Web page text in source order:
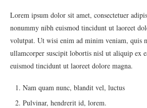
Lorem ipsum dolor sit amet, consectetuer
nonummy nibh euismod tincidunt ut laoreet
volutpat. Ut wisi enim ad minim veniam, quis
ullamcorper suscipit lobortis nisl ut aliquip ex
euismod tincidunt ut laoreet dolore magna.
Nam quam nunc, blandit vel, luctus
Pulvinar, hendrerit id, lorem.